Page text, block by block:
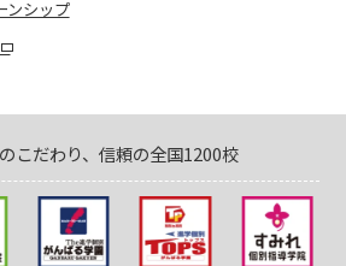
ンシップ
こだわり、信頼の全国1200校